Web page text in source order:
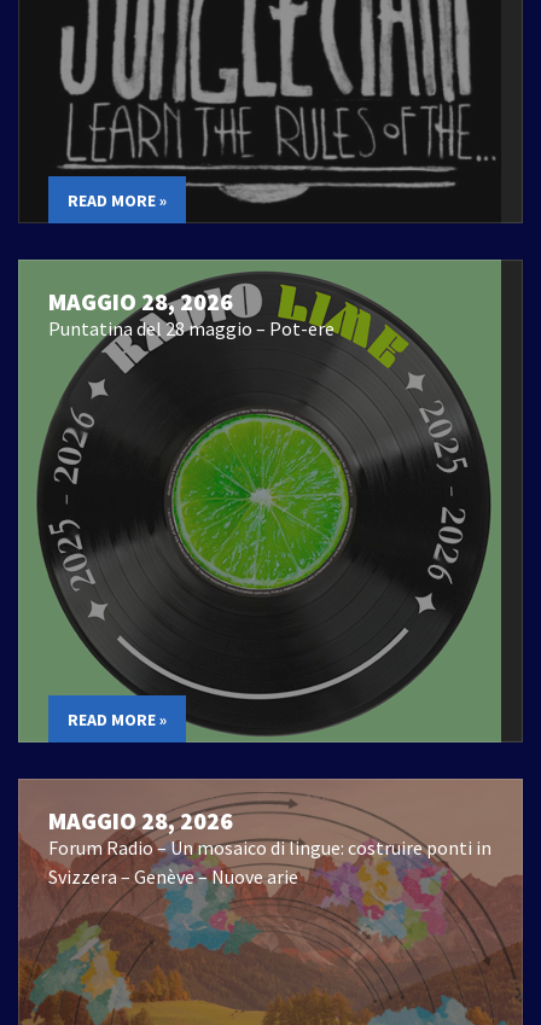
READ MORE »
MAGGIO 28, 2026
Puntatina del 28 maggio – Pot-ere
READ MORE »
MAGGIO 28, 2026
Forum Radio – Un mosaico di lingue: costruire ponti in
Svizzera – Genève – Nuove arie